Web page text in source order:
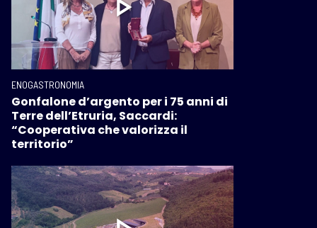
ENOGASTRONOMIA
Gonfalone d’argento per i 75 anni di
Terre dell’Etruria, Saccardi:
“Cooperativa che valorizza il
territorio”